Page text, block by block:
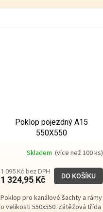
Poklop pojezdný A15
550X550
Skladem (více než 100 ks)
1 095 Kč bez DPH
1 324,95 Kč DO KOŠÍKU
Poklop pro kanálové šachty a rámy
o velikosti 550x550. Zátěžová třída